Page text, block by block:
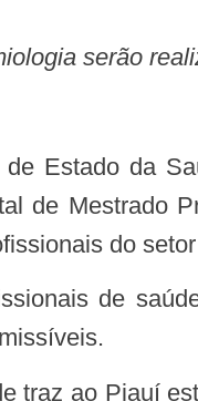
serão
de Mestrado
do